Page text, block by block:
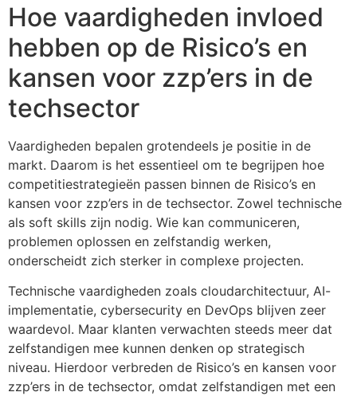
Hoe vaardigheden invloed
hebben op de Risico’s en
kansen voor zzp’ers in de
techsector
Vaardigheden bepalen grotendeels je positie in de
markt. Daarom is het essentieel om te begrijpen hoe
competitiestrategieën passen binnen de Risico’s en
kansen voor zzp’ers in de techsector. Zowel technische
als soft skills zijn nodig. Wie kan communiceren,
problemen oplossen en zelfstandig werken,
onderscheidt zich sterker in complexe projecten.
Technische vaardigheden zoals cloudarchitectuur, AI-
implementatie, cybersecurity en DevOps blijven zeer
waardevol. Maar klanten verwachten steeds meer dat
zelfstandigen mee kunnen denken op strategisch
niveau. Hierdoor verbreden de Risico’s en kansen voor
zzp’ers in de techsector, omdat zelfstandigen met een